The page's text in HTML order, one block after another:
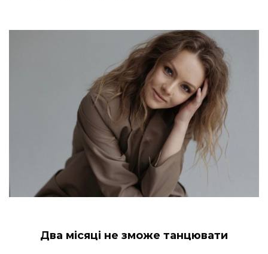
Два місяці не зможе танцювати